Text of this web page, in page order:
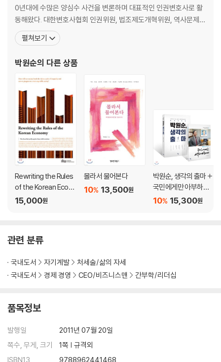
0년대에 수많은 양심수 사건을 변론하며 대표적인 인권변호사로 활
동해왔다. 대한변호사협회 인권위원, 법조제도개혁위원, 역사문제연
구소 이사장, 한겨레신문 논설위원, 한국정신대대책협의회 자문위원
으로 활동한 것도 그 시대 박 변호사의 발자취이다. 90년대 초반에는
펼쳐보기
박원순의 다른 상품
Rewriting the Rules
of the Korean Econo
my
15,000원
몰라서 물어본다
13,500원
10%
박원순, 생각의 출마 +
국민에게만 아부하겠
습니다 세트15,300원
10%
관련 분류
국내도서 자기계발
처세술/삶의 자세
국내도서
경제 경영 CEO/비즈니스맨 간부학/리더십
품목정보
발행일
2011년 07월 20일
쪽수, 무게, 크기
1쪽 | 규격외
ISBN13
9788962441468